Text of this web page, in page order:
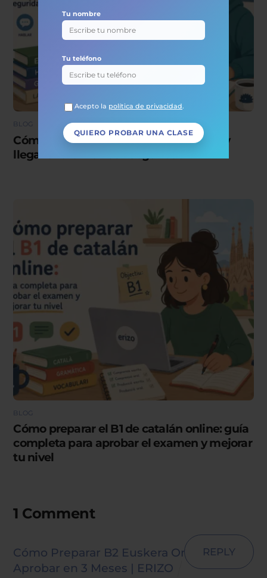
Tu nombre
Tu teléfono
Acepto la política de privacidad.
BLOG
Cómo preparar el B1 de euskera online y
llegar al examen con seguridad
BLOG
Cómo preparar el B1 de catalán online: guía
completa para aprobar el examen y mejorar
tu nivel
1 Comment
Cómo Preparar B2 Euskera Online y
Aprobar en 3 Meses | ERIZO
REPLY